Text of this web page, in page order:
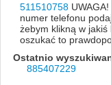
511510758UWAGA!
numer telefonu
żebym klikną w
oszukać to
Ostatnio
885407229